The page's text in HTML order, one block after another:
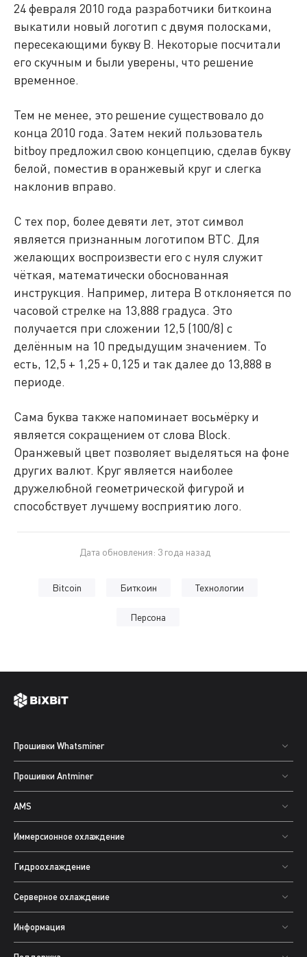
24 февраля 2010 года разработчики биткоина
выкатили новый логотип с двумя полосками,
пересекающими букву B. Некоторые посчитали
его скучным и были уверены, что решение
временное.
Тем не менее, это решение существовало до
конца 2010 года. Затем некий пользователь
bitboy предложил свою концепцию, сделав букву
белой, поместив в оранжевый круг и слегка
наклонив вправо.
С тех пор, более девяти лет, этот символ
является признанным логотипом BTC. Для
желающих воспроизвести его с нуля служит
чёткая, математически обоснованная
инструкция. Например, литера B отклоняется по
часовой стрелке на 13,888 градуса. Это
получается при сложении 12,5 (100/8) с
делённым на 10 предыдущим значением. То
есть, 12,5 + 1,25 + 0,125 и так далее до 13,888 в
периоде.
Сама буква также напоминает восьмёрку и
является сокращением от слова Block.
Оранжевый цвет позволяет выделяться на фоне
других валют. Круг является наиболее
дружелюбной геометрической фигурой и
способствует лучшему восприятию лого.
Дата обновления: 3 года назад
Bitcoin Биткоин Технологии
Персона
Прошивки Whatsminer
Прошивки Antminer
AMS
Иммерсионное охлаждение
Гидроохлаждение
Серверное охлаждение
Информация